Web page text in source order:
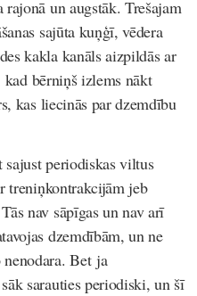
un augstāk. Trešajam
sajūta kuņģī, vēdera
kakla kanāls aizpildās ar
bērniņš izlems nākt
kas liecinās par dzemdību
periodiskas viltus
treniņkontrakcijām jeb
nav sāpīgas un nav arī
dzemdībām, un ne
Bet ja
sarauties periodiski, un šī